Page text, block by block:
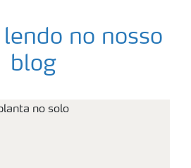
no nosso
blog